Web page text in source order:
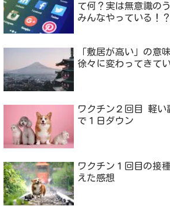
て何？実は無意識の
みんなやっている！？
「敷居が高い」の意
徐々に変わってきて
ワクチン２回目 軽い
で１日ダウン
ワクチン１回目の接
えた感想